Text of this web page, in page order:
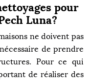
pour
Luna?
ne doivent pas
de prendre
Pour ce qui
de réaliser des